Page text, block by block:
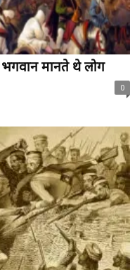
भगवान मानते थे लोग
0